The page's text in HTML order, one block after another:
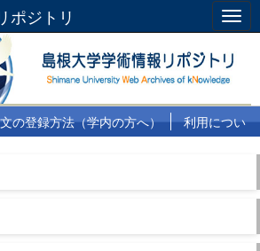
ポジトリ
の登録方法（学内の方へ）
利用につい